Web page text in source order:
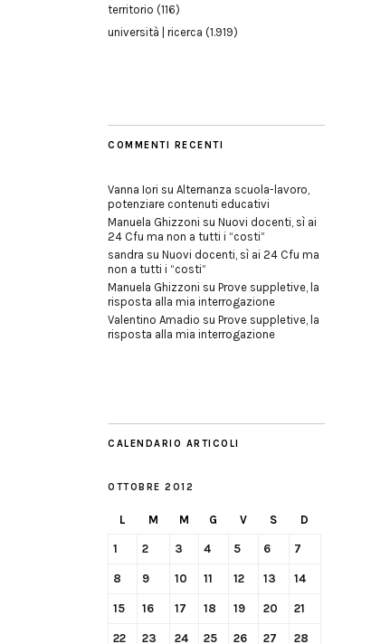
territorio (116)
università | ricerca (1.919)
COMMENTI RECENTI
Vanna Iori su Alternanza scuola-lavoro,
potenziare contenuti educativi
Manuela Ghizzoni su Nuovi docenti, sì ai
24 Cfu ma non a tutti i “costi”
sandra su Nuovi docenti, sì ai 24 Cfu ma
non a tutti i “costi”
Manuela Ghizzoni su Prove suppletive, la
risposta alla mia interrogazione
Valentino Amadio su Prove suppletive, la
risposta alla mia interrogazione
CALENDARIO ARTICOLI
OTTOBRE 2012
L M M G V S D
1 2 3 4 5 6 7
8 9 10 11 12 13 14
15 16 17 18 19 20 21
22 23 24 25 26 27 28